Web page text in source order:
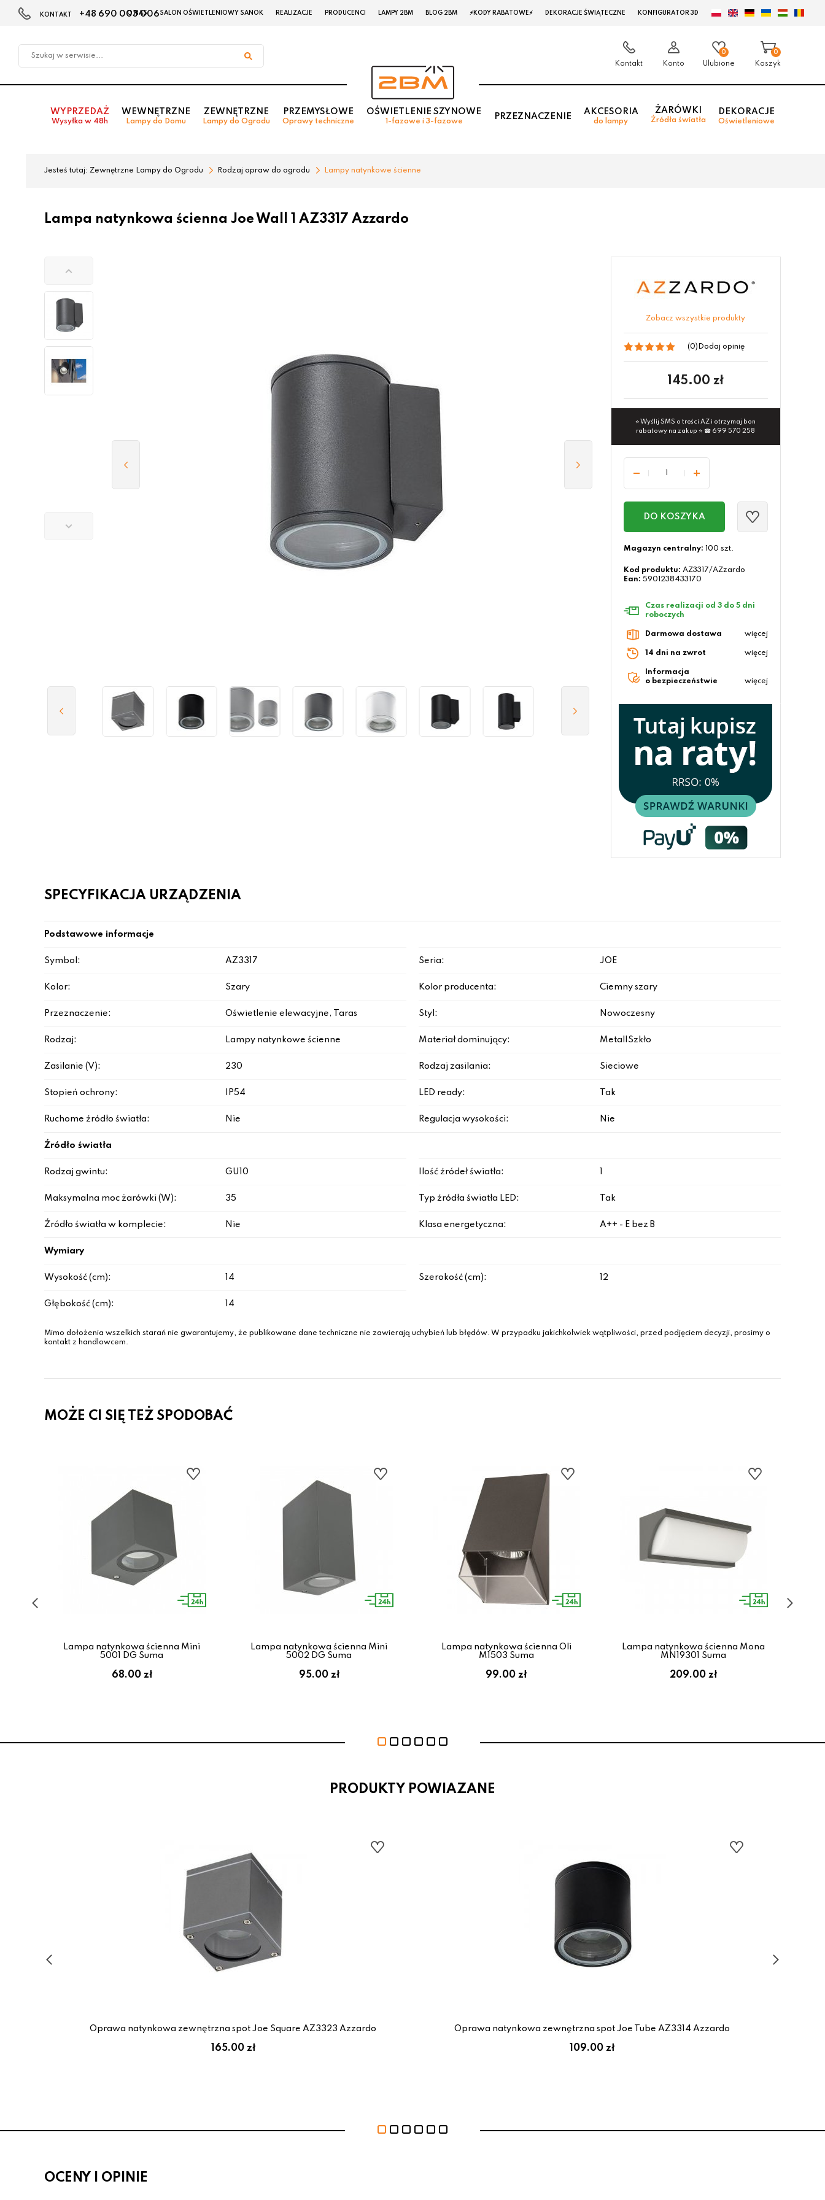
w
KONTAKT +48 690 003 006
O NAS SALON OŚWIETLENIOWY SANOK REALIZACJE PRODUCENCI LAMPY 2BM BLOG 2BM ⚡KODY RABATOWE⚡ DEKORACJE ŚWIĄTECZNE KONFIGURATOR 3D
Kontakt Konto
0
Ulubione
0
Koszyk
WYPRZEDAŻ
Wysyłka w 48h
WEWNĘTRZNE
Lampy do Domu
ZEWNĘTRZNE
Lampy do Ogrodu
PRZEMYSŁOWE
Oprawy techniczne
OŚWIETLENIE SZYNOWE
1-fazowe i 3-fazowe
PRZEZNACZENIE
AKCESORIA
do lampy
ŻARÓWKI
Źródła światła
DEKORACJE
Oświetleniowe
Jesteś tutaj: Zewnętrzne Lampy do Ogrodu Rodzaj opraw do ogrodu Lampy natynkowe ścienne
Lampa natynkowa ścienna Joe Wall 1 AZ3317 Azzardo
Zobacz wszystkie produkty
(0) Dodaj opinię
145.00 zł
⭐ Wyślij SMS o treści AZ i otrzymaj bon
rabatowy na zakup ⭐ ☎ 699 570 258
DO KOSZYKA
Magazyn centralny: 100 szt.
Kod produktu: AZ3317/AZzardo
Ean: 5901238433170
Czas realizacji od 3 do 5 dni
roboczych
Darmowa dostawa więcej
14 dni na zwrot więcej
Informacja
o bezpieczeństwie
więcej
SPECYFIKACJA URZĄDZENIA
Podstawowe informacje
Symbol: AZ3317 Seria: JOE
Kolor: Szary Kolor producenta: Ciemny szary
Przeznaczenie: Oświetlenie elewacyjne, Taras Styl: Nowoczesny
Rodzaj: Lampy natynkowe ścienne Materiał dominujący: Metal|Szkło
Zasilanie (V): 230 Rodzaj zasilania: Sieciowe
Stopień ochrony: IP54 LED ready: Tak
Ruchome źródło światła: Nie Regulacja wysokości: Nie
Źródło światła
Rodzaj gwintu: GU10 Ilość źródeł światła:
Maksymalna moc żarówki (W): 35 Typ źródła światła LED: Tak
Źródło światła w komplecie: Nie Klasa energetyczna: A++ - E bez B
Wymiary
Wysokość (cm): 14 Szerokość (cm): 12
Głębokość (cm): 14
Mimo dołożenia wszelkich starań nie gwarantujemy, że publikowane dane techniczne nie zawierają uchybień lub błędów. W przypadku jakichkolwiek wątpliwości, przed podjęciem decyzji, prosimy o
kontakt z handlowcem.
MOŻE CI SIĘ TEŻ SPODOBAĆ
Lampa natynkowa ścienna Mini
5001 DG Suma
68.00 zł
Lampa natynkowa ścienna Mini
5002 DG Suma
95.00 zł
Lampa natynkowa ścienna Oli
M1503 Suma
99.00 zł
Lampa natynkowa ścienna Mona
MN19301 Suma
209.00 zł
PRODUKTY POWIAZANE
Oprawa natynkowa zewnętrzna spot Joe Square AZ3323 Azzardo
165.00 zł
Oprawa natynkowa zewnętrzna spot Joe Tube AZ3314 Azzardo
109.00 zł
OCENY I OPINIE